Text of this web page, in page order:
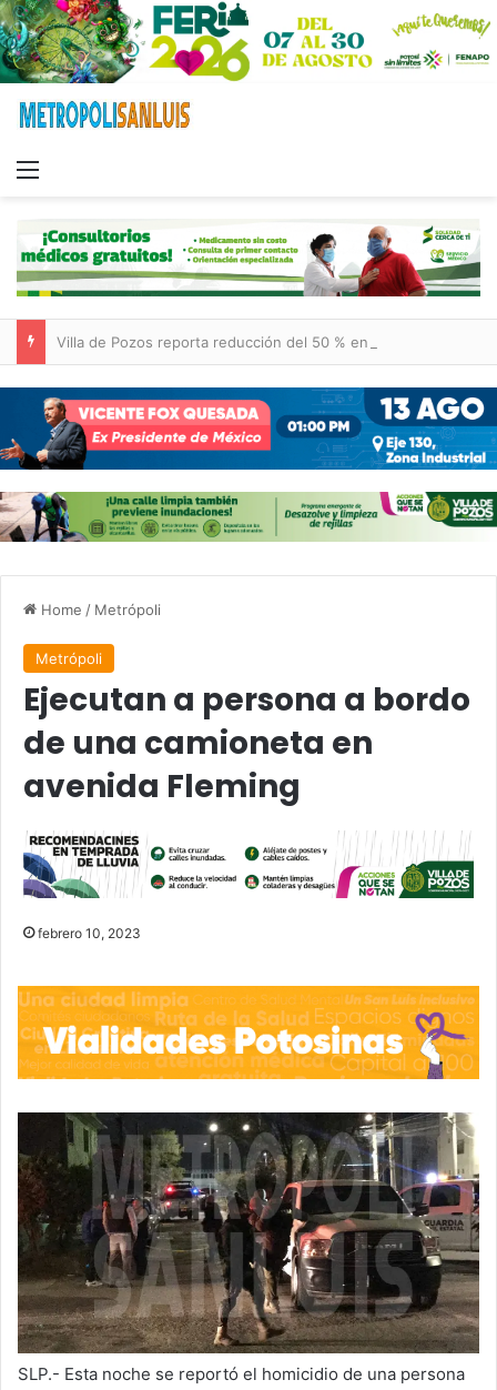
Home / Metrópoli
Metrópoli
Ejecutan a persona a bordo
de una camioneta en
avenida Fleming
febrero 10, 2023
SLP.- Esta noche se reportó el homicidio de una persona